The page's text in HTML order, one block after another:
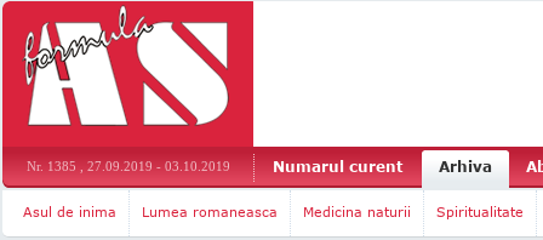
Nr. 1385 , 27.09.2019 - 03.10.2019 Numarul curent Arhiva
Asul de inima Lumea romaneasca Medicina naturii Spiritualitate